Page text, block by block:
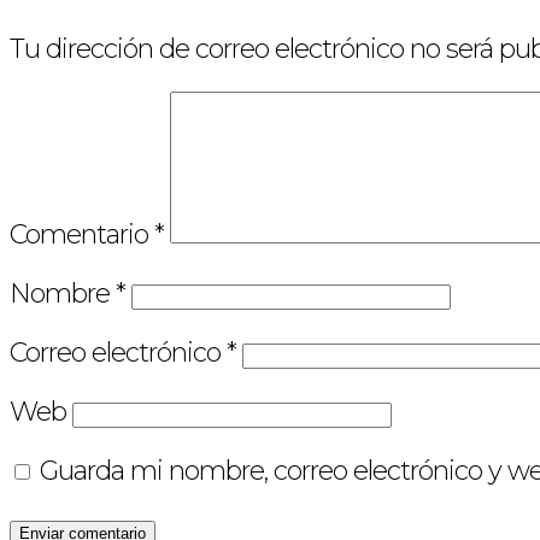
Tu dirección de correo electrónico no será
Comentario*
Nombre*
Correo electrónico*
Web
Guarda mi nombre, correo electrónico y